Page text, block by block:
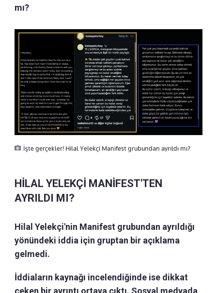
mı?
İşte gerçekler! Hilal Yelekçi Manifest grubundan ayrıldı mı?
HİLAL YELEKÇİ MANİFEST'TEN
AYRILDI MI?
Hilal Yelekçi'nin Manifest grubundan ayrıldığı
yönündeki iddia için gruptan bir açıklama
gelmedi.
İddiaların kaynağı incelendiğinde ise dikkat
çeken bir ayrıntı ortaya çıktı. Sosyal medyada